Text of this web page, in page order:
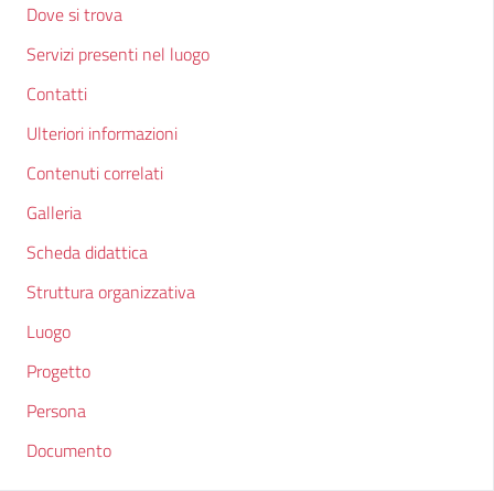
Dove si trova
Servizi presenti nel luogo
Contatti
Ulteriori informazioni
Contenuti correlati
Galleria
Scheda didattica
Struttura organizzativa
Luogo
Progetto
Persona
Documento